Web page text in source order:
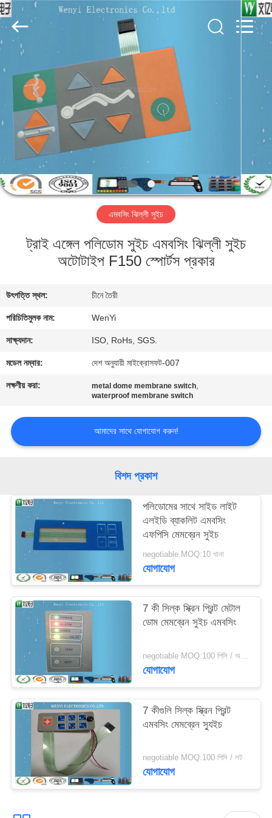
বাড়ি
পণ্য
আমাদের
সম্পর্কে
কারখানা
যোগাযোগ
করুন
উদ্ধৃতির
আবেদন
PRIVACY
POLICY
Jinyuanhang
Electronic
Technology
Co.,
All
Rights
Reserved.
এমবসিং ঝিল্লী সুইচ
ট্রাই এঙ্গেল পলিডোম সুইচ এমবসিং ঝিল্লী সুইচ
অটোটাইপ F150 স্পোর্টস প্রকার
উৎপত্তি স্থল: চীনে তৈরী
পরিচিতিমুলক নাম: WenYi
সাক্ষ্যদান: ISO, RoHs, SGS.
মডেল নম্বার: দেশ অনুযায়ী মাইক্রোসফট-007
লক্ষণীয় করা: metal dome membrane switch,
waterproof membrane switch
আমাদের সাথে যোগাযোগ করুন!
বিশদ প্রকাশ
পলিডোমের সাথে সাইড লাইট
এলইডি ব্যাকলিট এমবসিং
এফপিসি মেমব্রেন সুইচ
negotiable MOQ:10 খানা
যোগাযোগ
7 কী সিল্ক স্ক্রিন প্রিন্ট মেটাল
ডোম মেমব্রেন সুইচ এমবসিং
negotiable MOQ:100 পিসি / অনেক
যোগাযোগ
7 কীগুলি সিল্ক স্ক্রিন প্রিন্ট
এমবসিং মেমব্রেন স্যুইচ
negotiable MOQ:100 পিসি / লট
যোগাযোগ